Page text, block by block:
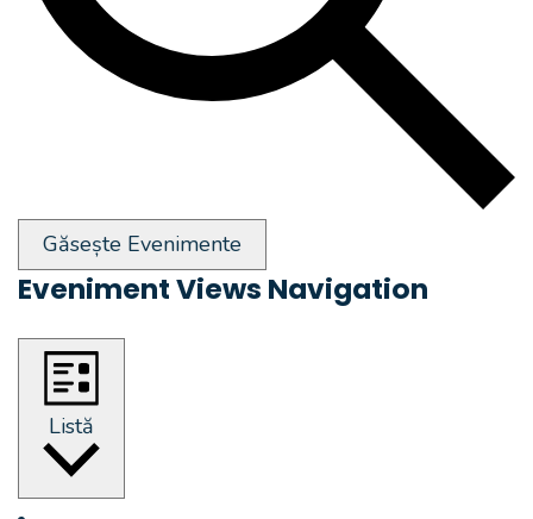
Găsește Evenimente
Eveniment Views Navigation
Listă